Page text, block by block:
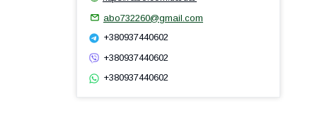
abo732260@gmail.com
+380937440602
+380937440602
+380937440602